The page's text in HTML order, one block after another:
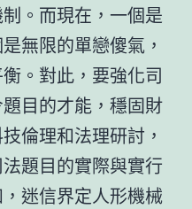
。而現在，一個是
無限的單戀傻氣，
。對此，要強化司
目的才能，穩固財
倫理和法理研討，
題目的實際與實行
迷信界定人形機械